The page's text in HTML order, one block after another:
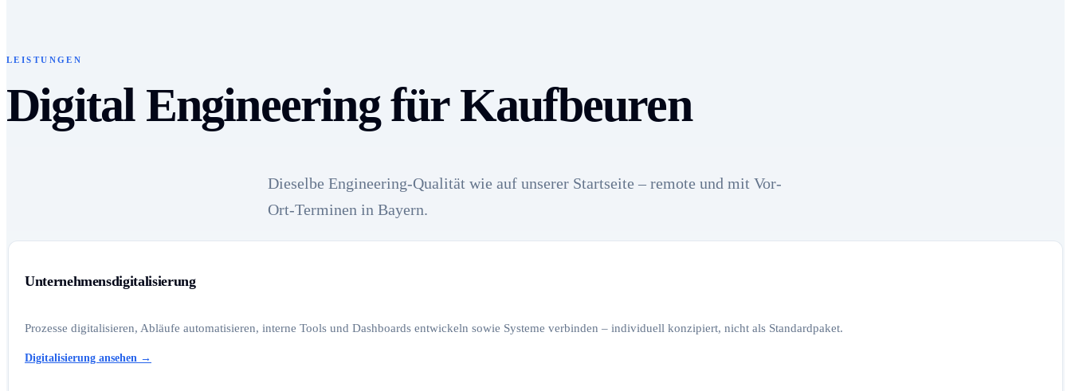
LEISTUNGEN
Digital Engineering für Kaufbeuren
Dieselbe Engineering-Qualität wie auf unserer Startseite – remote und mit Vor-
Ort-Terminen in Bayern.
Unternehmensdigitalisierung
Prozesse digitalisieren, Abläufe automatisieren, interne Tools und Dashboards entwickeln sowie Systeme verbinden – individuell konzipiert, nicht als Standardpaket.
Digitalisierung ansehen →